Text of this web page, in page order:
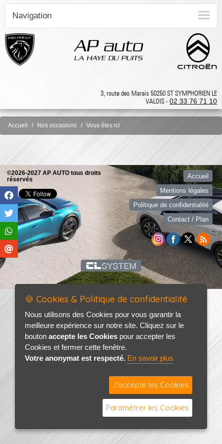
Navigation
3, route des Marais 50250 ST SYMPHORIEN LE
VALOIS -02 33 76 71 10
Accueil Nos occasions Vous êtes ici
©2026-2027 AP AUTO tous droits
réservés
Accueil
Mentions légales
Politique de confidentialité
Contact / Plan
🍪 Cookies & Politique de confidentialité
Nous utilisons des Cookies pour vous garantir la
meilleure expérience sur notre site. Cliquez sur le
bouton accepte les Cookies pour accepter les
Cookies et fermer cette fenêtre.
Votre anonymat est respecté. En savoir plus
J'accepte les Cookies
Paramétrer les Cookies